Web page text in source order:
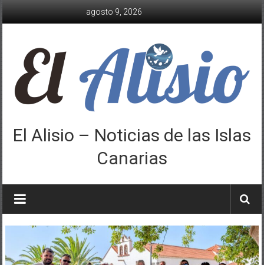
agosto 9, 2026
El Alisio – Noticias de las Islas
Canarias